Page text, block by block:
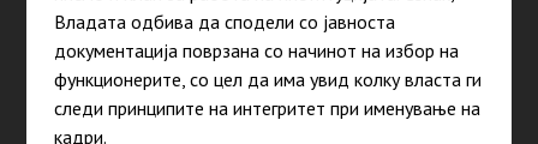
Владата одбива да сподели со јавноста
документација поврзана со начинот на избор на
функционерите, со цел да има увид колку власта ги
следи принципите на интегритет при именување на
кадри.